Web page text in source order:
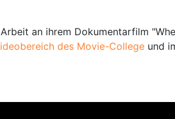
an ihrem Dokumentarfilm
des Movie-College und